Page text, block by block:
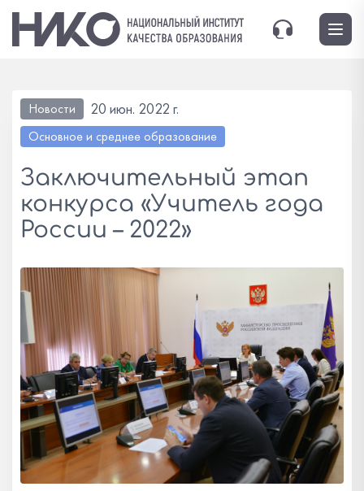
Новости 20 июн. 2022 г.
Основное и среднее образование
Заключительный этап
конкурса «Учитель года
России – 2022»